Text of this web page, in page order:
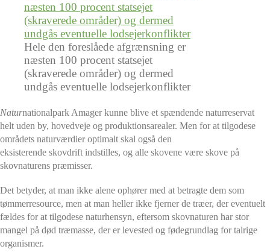
Hele den foreslåede afgrænsning er
næsten 100 procent statsejet
(skraverede områder) og dermed
undgås eventuelle lodsejerkonflikter
Naturnationalpark Amager kunne blive et spændende naturreservat
helt uden by, hovedveje og produktionsarealer. Men for at tilgodese
områdets naturværdier optimalt skal også den
eksisterende skovdrift indstilles, og alle skovene være skove på
skovnaturens præmisser.
Det betyder, at man ikke alene ophører med at betragte dem som
tømmerresource, men at man heller ikke fjerner de træer, der eventuelt
fældes for at tilgodese naturhensyn, eftersom skovnaturen har stor
mangel på død træmasse, der er levested og fødegrundlag for talrige
organismer.